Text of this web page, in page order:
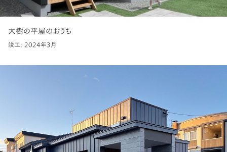
大樹の平屋のおうち
竣工: 2024年3月